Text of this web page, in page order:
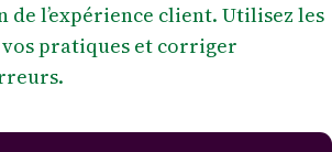
l’expérience client. Utilisez les
pratiques et corriger